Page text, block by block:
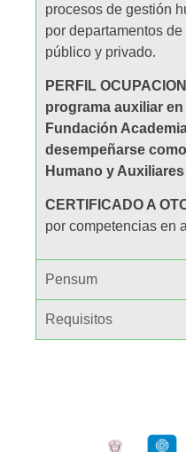
procesos de gestión
por departamentos
público y privado.
PERFIL
programa auxiliar
Fundación
desempeñarse
Humano y
CERTIFICADO A
por competencias en
Pensum
Requisitos